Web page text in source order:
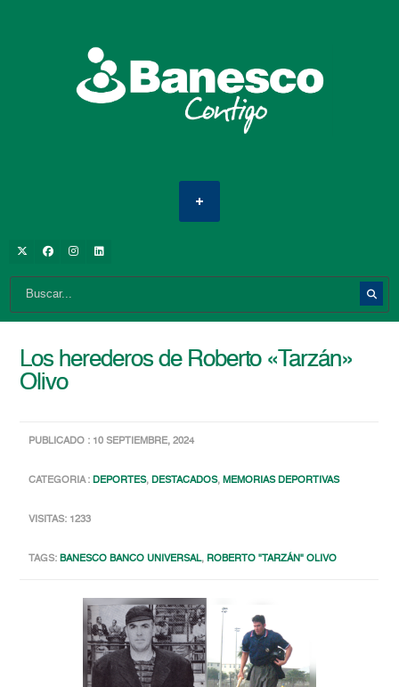
Los herederos de Roberto «Tarzán»
Olivo
PUBLICADO : 10 SEPTIEMBRE, 2024
CATEGORIA :DEPORTES,DESTACADOS,MEMORIAS DEPORTIVAS
VISITAS: 1233
TAGS:BANESCO BANCO UNIVERSAL, ROBERTO "TARZÁN" OLIVO